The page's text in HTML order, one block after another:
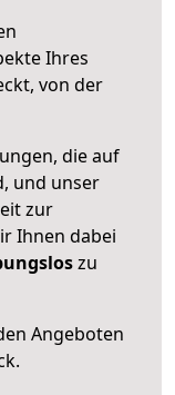
Ihres
von der
die auf
und unser
zur
Ihnen dabei
zu
Angeboten